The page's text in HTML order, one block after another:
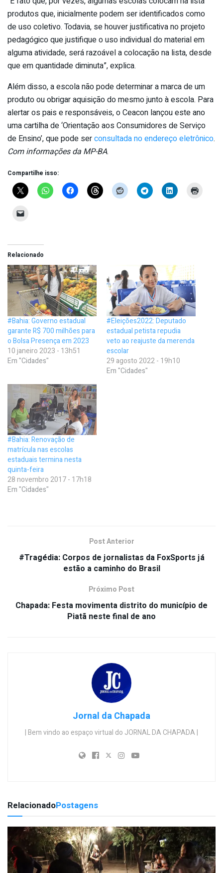
produtos que, inicialmente podem ser identificados como
de uso coletivo. Todavia, se houver justificativa no projeto
pedagógico que justifique o uso individual do material em
alguma atividade, será razoável a colocação na lista, desde
que em quantidade diminuta”, explica.
Além disso, a escola não pode determinar a marca de um
produto ou obrigar aquisição do mesmo junto à escola. Para
alertar os pais e responsáveis, o Ceacon lançou este ano
uma cartilha de ‘Orientação aos Consumidores de Serviço
de Ensino’, que pode serconsultada no endereço eletrônico.
Com informações da MP-BA.
Compartilhe isso:
Relacionado
#Bahia: Governo estadual
garante R$ 700 milhões para
o Bolsa Presença em 2023
10 janeiro 2023 - 13h51
Em "Cidades"
#Eleições2022: Deputado
estadual petista repudia
veto ao reajuste da merenda
escolar
29 agosto 2022 - 19h10
Em "Cidades"
#Bahia: Renovação de
matrícula nas escolas
estaduais termina nesta
quinta-feira
28 novembro 2017 - 17h18
Em "Cidades"
Post Anterior
#Tragédia: Corpos de jornalistas da FoxSports já
estão a caminho do Brasil
Próximo Post
Chapada: Festa movimenta distrito do município de
Piatã neste final de ano
Jornal da Chapada
| Bem vindo ao espaço virtual do JORNAL DA CHAPADA |
RelacionadoPostagens